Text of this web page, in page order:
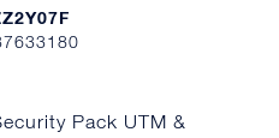
Pack UTM &